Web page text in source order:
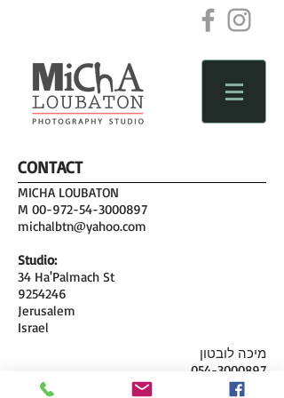
CONTACT
MICHA LOUBATON
M 00-972-54-3000897
michalbtn@yahoo.com
Studio:
34 Ha'Palmach St
9254246
Jerusalem
Israel
מיכה לובטון
054-3000897
michalbtn@yahoo.com